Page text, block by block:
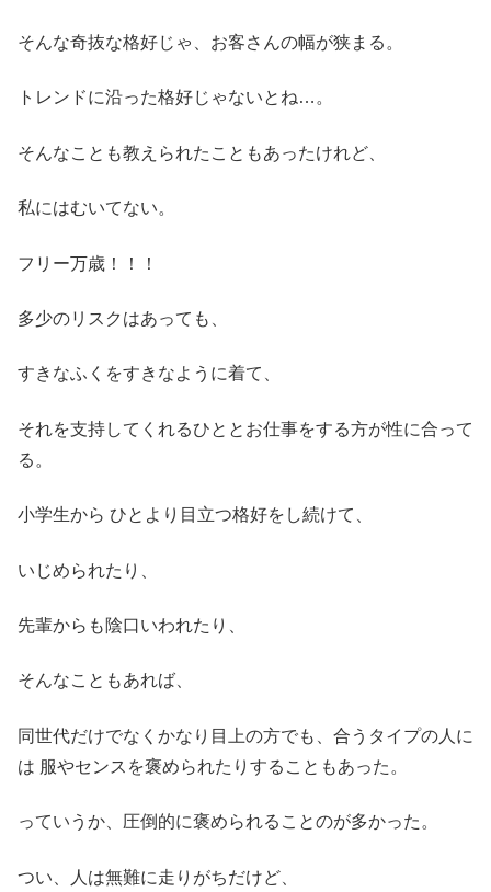
そんな奇抜な格好じゃ、お客さんの幅が狭まる。
トレンドに沿った格好じゃないとね…。
そんなことも教えられたこともあったけれど、
私にはむいてない。
フリー万歳！！！
多少のリスクはあっても、
すきなふくをすきなように着て、
それを支持してくれるひととお仕事をする方が性に合って
る。
小学生から ひとより目立つ格好をし続けて、
いじめられたり、
先輩からも陰口いわれたり、
そんなこともあれば、
同世代だけでなくかなり目上の方でも、合うタイプの人に
は 服やセンスを褒められたりすることもあった。
っていうか、圧倒的に褒められることのが多かった。
つい、人は無難に走りがちだけど、